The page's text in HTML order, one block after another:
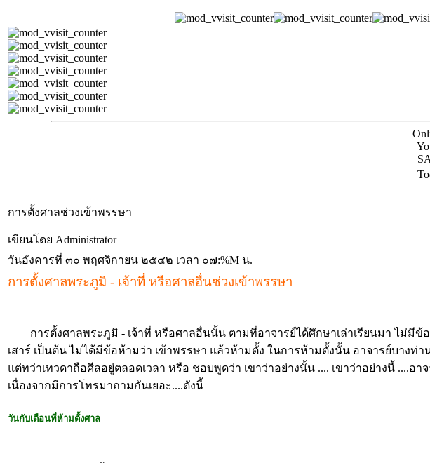
การตั้งศาลช่วงเข้าพรรษา
เขียนโดย Administrator
วันอังคารที่ ๓๐ พฤศจิกายน ๒๕๔๒ เวลา ๐๗:%M น.
การตั้งศาลพระภูมิ - เจ้าที่ หรือศาลอื่นช่วงเข้าพรรษา
การตั้งศาลพระภูมิ - เจ้าที่ หรือศาลอื่นนั้น ตามที่อาจารย์ได้ศึกษาเล่าเรียนมา ไม่มีข้
เสาร์ เป็นต้น ไม่ได้มีข้อห้ามว่า เข้าพรรษา แล้วห้ามตั้ง ในการห้ามตั้งนั้น อาจารย์บาง
แต่ทว่าเทวดาถือศีลอยู่ตลอดเวลา หรือ ชอบพูดว่า เขาว่าอย่างนั้น .... เขาว่าอย่างนี้ ....
เนื่องจากมีการโทรมาถามกันเยอะ....ดังนี้
วันกับเดือนที่ห้ามตั้งศาล